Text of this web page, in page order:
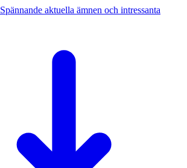
Spännande aktuella ämnen och intressanta